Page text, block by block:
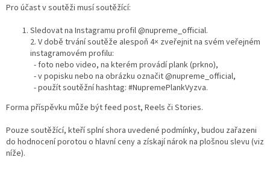
Pro účast v soutěži musí soutěžící:
Sledovat na Instagramu profil @nupreme_official.
2. V době trvání soutěže alespoň 4× zveřejnit na svém veřejném
instagramovém profilu:
- foto nebo video, na kterém provádí plank (prkno),
- v popisku nebo na obrázku označit @nupreme_official,
- použít soutěžní hashtag: #NupremePlankVyzva.
Forma příspěvku může být feed post, Reels či Stories.
Pouze soutěžící, kteří splní shora uvedené podmínky, budou zařazeni
do hodnocení porotou o hlavní ceny a získají nárok na plošnou slevu (viz
níže).